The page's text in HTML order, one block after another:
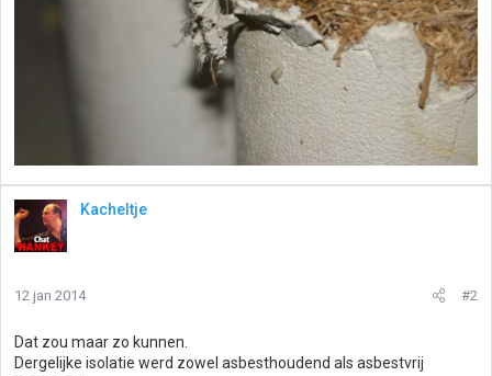
Kacheltje
12 jan 2014 #2
Dat zou maar zo kunnen.
Dergelijke isolatie werd zowel asbesthoudend als asbestvrij